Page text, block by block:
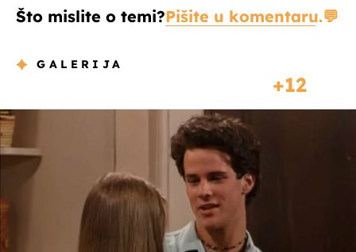
Što mislite o temi?Pišite u komentaru.
GALERIJA
12